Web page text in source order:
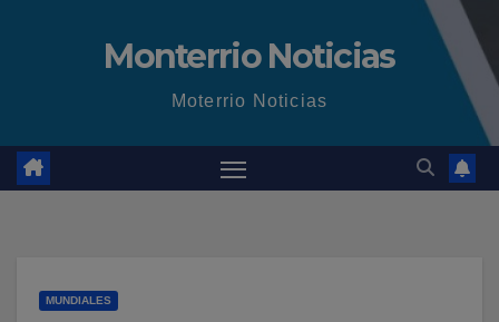
Monterrio Noticias
Moterrio Noticias
MUNDIALES